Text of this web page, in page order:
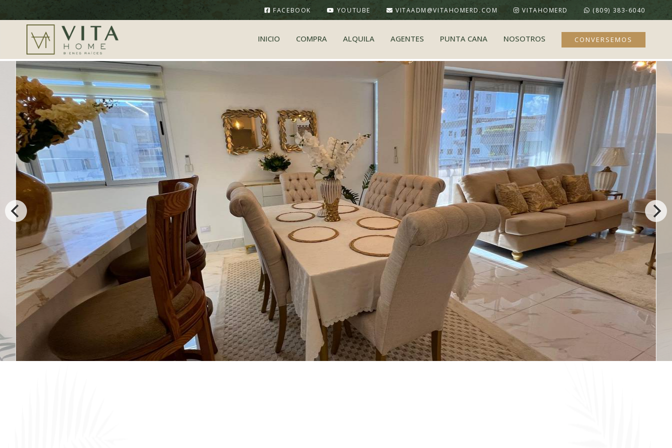
FACEBOOK YOUTUBE VITAADM@VITAHOMERD.COM VITAHOMERD (809) 383-6040
INICIO COMPRA ALQUILA AGENTES PUNTA CANA NOSOTROS CONVERSEMOS